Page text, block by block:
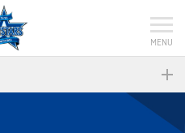
MENU